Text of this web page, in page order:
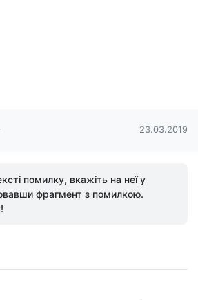
23.03.2019
помилку, вкажіть на неї у
фрагмент з помилкою.